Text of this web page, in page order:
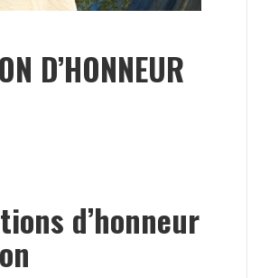
D’HONNEUR
d’honneur